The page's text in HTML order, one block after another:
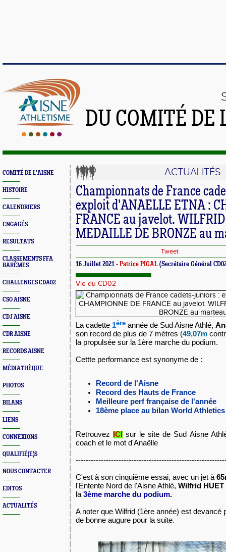
DU COMITÉ
COMITÉ DE L'AISNE
HISTOIRE
CALENDRIERS
ENGAGÉS
RESULTATS
CLASSEMENTS FFA
BARÊMES
CHALLENGES CDA02
CSO AISNE
CDJ AISNE
CDR AISNE
RECORDS AISNE
MÉDIATHÈQUE
PHOTOS
BILANS
LIENS
CONNEXIONS
QUALIFIÉ(E)S
NOUS CONTACTER
EDITOS
ACTUALITÉS
ACTUALITÉS
Championnats de France
exploit d'ANAELLE ETNA :
FRANCE au javelot.
MEDAILLE DE BRONZE au
Tweet
16 Juillet 2021 - Patrice PIGAL (Secrétaire Général
Vie du CD02
La cadette 1ère année de Sud Aisne Athlé,
son record de plus de 7 mètres (49,07m
la propulsée sur la 1ère marche du podium.
Cettte performance est synonyme de :
Record de l'Aisne
Record des Hauts de France
Meilleure perf française de l'année
18ème place au bilan World Athletics
Retrouvez ICI sur le site de Sud Aisne
coach et le mot d'Anaëlle
C'est à son cinquième essai, avec un jet à
l'Entente Nord de l'Aisne Athlé, Wilfrid HUET
la 3ème marche du podium.
A noter que Wilfrid (1ère année) est devancé
de bonne augure pour la suite.